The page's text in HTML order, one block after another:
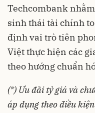
Techcombank
sinh thái tài chính
định vai trò tiên
Việt thực hiện các
theo hướng chuẩn
(*) Ưu đãi tỷ giá và
áp dụng theo điều